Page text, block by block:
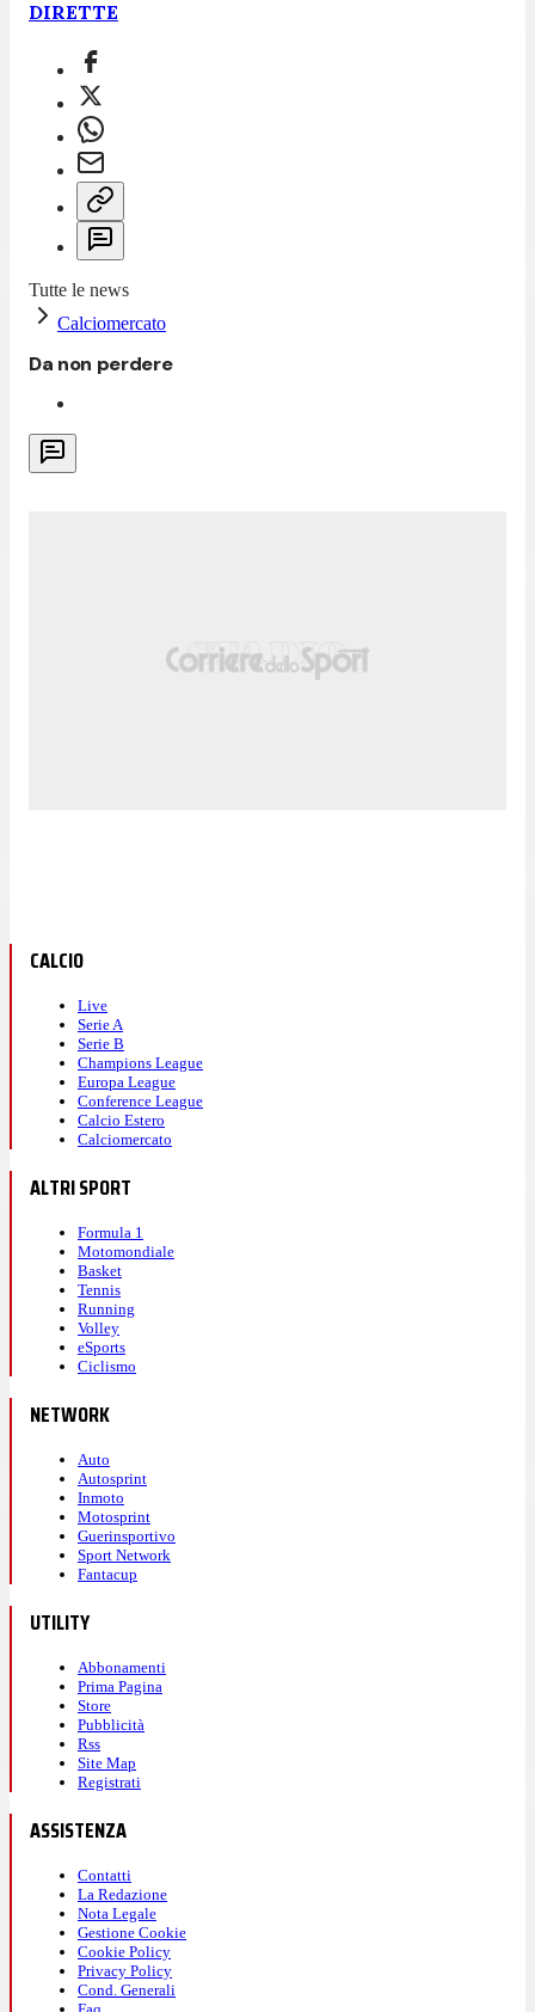
DIRETTE
Tutte le news
Calciomercato
Da non perdere
CALCIO
Live
Serie A
Serie B
Champions League
Europa League
Conference League
Calcio Estero
Calciomercato
ALTRI SPORT
Formula 1
Motomondiale
Basket
Tennis
Running
Volley
eSports
Ciclismo
NETWORK
Auto
Autosprint
Inmoto
Motosprint
Guerinsportivo
Sport Network
Fantacup
UTILITY
Abbonamenti
Prima Pagina
Store
Pubblicità
Rss
Site Map
Registrati
ASSISTENZA
Contatti
La Redazione
Nota Legale
Gestione Cookie
Cookie Policy
Privacy Policy
Cond. Generali